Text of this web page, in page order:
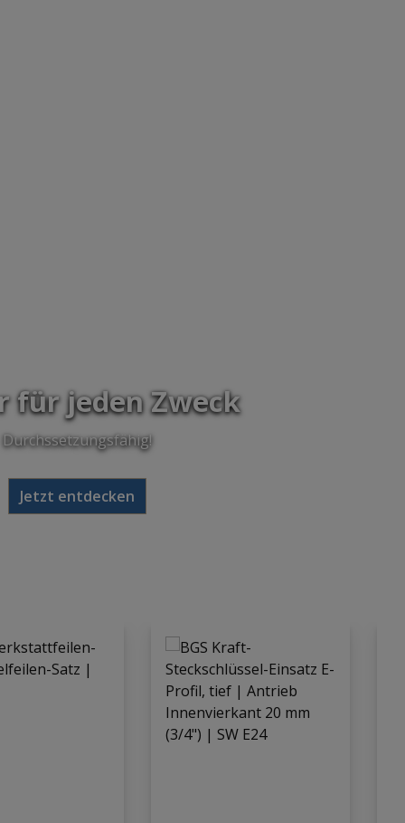
für jeden Zweck
Durchssetzungsfähig!
Jetzt entdecken